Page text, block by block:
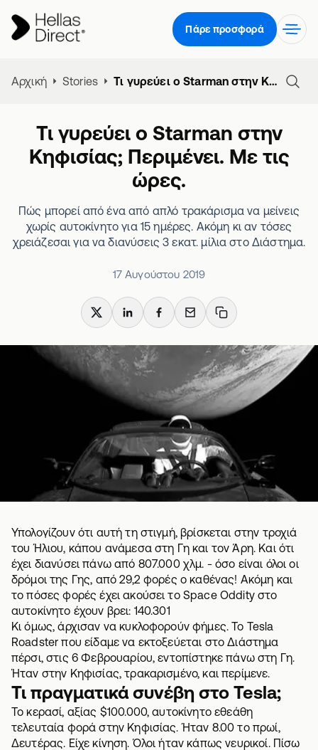
Πάρε προσφορά
Αρχική Stories Τι γυρεύει ο Starman στην Κηφισίας; Περιμένει. Με τις ώρες.
Τι γυρεύει ο Starman στην
Κηφισίας; Περιμένει. Με τις
ώρες.
Πώς μπορεί από ένα από απλό τρακάρισμα να μείνεις
χωρίς αυτοκίνητο για 15 ημέρες. Ακόμη κι αν τόσες
χρειάζεσαι για να διανύσεις 3 εκατ. μίλια στο Διάστημα.
17 Αυγούστου 2019
X LinkedInFacebook
Email Copy link
Υπολογίζουν ότι αυτή τη στιγμή, βρίσκεται στην τροχιά
του Ήλιου, κάπου ανάμεσα στη Γη και τον Άρη. Και ότι
έχει διανύσει πάνω από 807.000 χλμ. - όσο είναι όλοι οι
δρόμοι της Γης, από 29,2 φορές ο καθένας! Ακόμη και
το πόσες φορές έχει ακούσει το Space Oddity στο
αυτοκίνητο έχουν βρει: 140.301
Κι όμως, άρχισαν να κυκλοφορούν φήμες. Το Tesla
Roadster που είδαμε να εκτοξεύεται στο Διάστημα
πέρσι, στις 6 Φεβρουαρίου, εντοπίστηκε πάνω στη Γη.
Ήταν στην Κηφισίας, τρακαρισμένο, και περίμενε.
Τι πραγματικά συνέβη στο Tesla;
Το κερασί, αξίας $100.000, αυτοκίνητο εθεάθη
τελευταία φορά στην Κηφισίας. Ήταν 8.00 το πρωί,
Δευτέρας. Είχε κίνηση. Όλοι ήταν κάπως νευρικοί. Πίσω